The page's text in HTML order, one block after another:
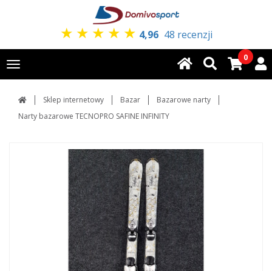
★ ★ ★ ★ ★ 4,96 48 recenzji
Toggle
navigation
0
Sklep internetowy Bazar
Bazarowe narty
Narty bazarowe TECNOPRO SAFINE INFINITY